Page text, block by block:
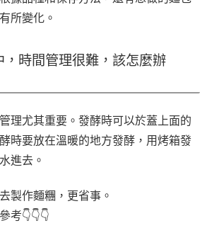
所變化。
，時間管理很難，該怎麼辦
理尤其重要。發酵時可以於蓋上面的
時要放在溫暖的地方發酵，用烤箱發
進去。
製作麵糰，更省事。
考👇👇👇